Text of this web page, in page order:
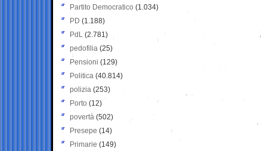
Partito Democratico (1.034)
PD (1.188)
PdL (2.781)
pedofilia (25)
Pensioni (129)
Politica (40.814)
polizia (253)
Porto (12)
povertà (502)
Presepe (14)
Primarie (149)